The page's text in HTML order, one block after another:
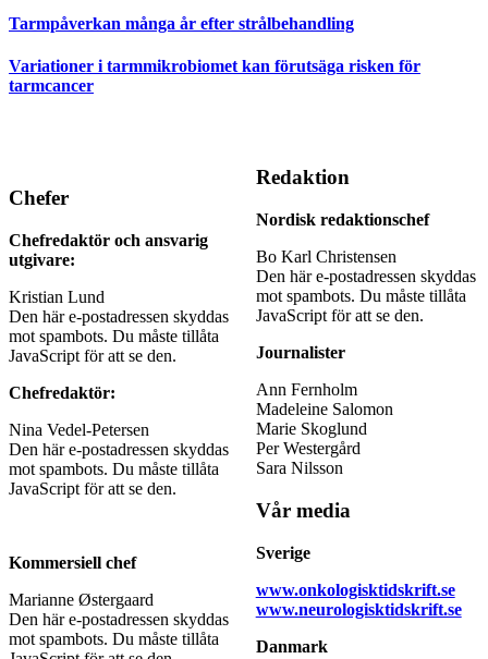
Tarmpåverkan många år efter strålbehandling
Variationer i tarmmikrobiomet kan förutsäga risken för
tarmcancer
Chefer
Chefredaktör och ansvarig
utgivare:
Kristian Lund
Den här e-postadressen skyddas
mot spambots. Du måste tillåta
JavaScript för att se den.
Chefredaktör:
Nina Vedel-Petersen
Den här e-postadressen skyddas
mot spambots. Du måste tillåta
JavaScript för att se den.
Kommersiell chef
Marianne Østergaard
Den här e-postadressen skyddas
mot spambots. Du måste tillåta
Redaktion
Nordisk redaktionschef
Bo Karl Christensen
Den här e-postadressen skyddas
mot spambots. Du måste tillåta
JavaScript för att se den.
Journalister
Ann Fernholm
Madeleine Salomon
Marie Skoglund
Per Westergård
Sara Nilsson
Vår media
Sverige
www.onkologisktidskrift.se
www.neurologisktidskrift.se
Danmark